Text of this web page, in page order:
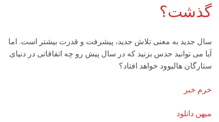
گذشت؟
سال جدید به معنی تلاش جدید، پیشرفت و قدرت بیشتر است. اما
آیا می توانید حدس بزنید که در سال پیش رو چه اتفاقاتی در دنیای
ستارگان هالیوود خواهد افتاد؟
خرم خبر
میهن دانلود